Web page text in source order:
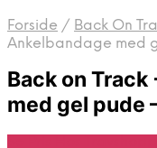
Forside / Back On
Ankelbandage med
Back on Track
med gel pude